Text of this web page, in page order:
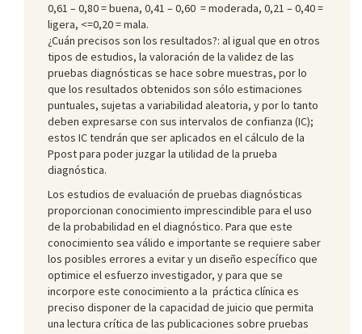
0,61 – 0,80 = buena, 0,41 – 0,60 = moderada, 0,21 – 0,40 =
ligera, <=0,20 = mala.
¿Cuán precisos son los resultados?: al igual que en otros
tipos de estudios, la valoración de la validez de las
pruebas diagnósticas se hace sobre muestras, por lo
que los resultados obtenidos son sólo estimaciones
puntuales, sujetas a variabilidad aleatoria, y por lo tanto
deben expresarse con sus intervalos de confianza (IC);
estos IC tendrán que ser aplicados en el cálculo de la
Ppost para poder juzgar la utilidad de la prueba
diagnóstica.
Los estudios de evaluación de pruebas diagnósticas
proporcionan conocimiento imprescindible para el uso
de la probabilidad en el diagnóstico. Para que este
conocimiento sea válido e importante se requiere saber
los posibles errores a evitar y un diseño específico que
optimice el esfuerzo investigador, y para que se
incorpore este conocimiento a la práctica clínica es
preciso disponer de la capacidad de juicio que permita
una lectura crítica de las publicaciones sobre pruebas